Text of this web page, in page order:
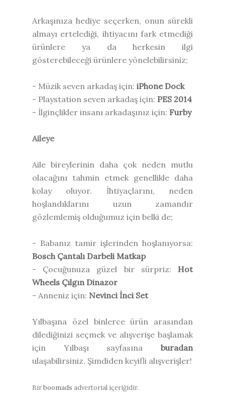
Arkaşınıza hediye seçerken, onun sürekli
almayı ertelediği, ihtiyacını fark etmediği
ürünlere ya da herkesin ilgi
gösterebileceği ürünlere yönelebilirsiniz;
- Müzik seven arkadaş için: iPhone Dock
- Playstation seven arkadaş için: PES 2014
- İlginçlikler insanı arkadaşınız için: Furby
Aileye
Aile bireylerinin daha çok neden mutlu
olacağını tahmin etmek genellikle daha
kolay oluyor. İhtiyaçlarını, neden
hoşlandıklarını uzun zamandır
gözlemlemiş olduğumuz için belki de;
- Babanız tamir işlerinden hoşlanıyorsa:
Bosch Çantalı Darbeli Matkap
- Çocuğunuza güzel bir sürpriz: Hot
Wheels Çılgın Dinazor
- Anneniz için: Nevinci İnci Set
Yılbaşına özel binlerce ürün arasından
dilediğinizi seçmek ve alışverişe başlamak
için Yılbaşı sayfasına buradan
ulaşabilirsiniz. Şimdiden keyifli alışverişler!
Birboomads advertorial içeriğidir.